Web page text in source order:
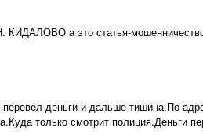
КИДАЛОВО а это статья-
деньги и дальше тишина.По
только смотрит